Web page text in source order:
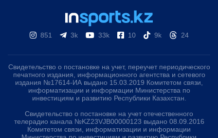
851 3k 33k 10 9k 24
Свидетельство о постановке на учет, переучет периодического
печатного издания, информационного агентства и сетевого
издания №17614-ИА выдано 15.03.2019 Комитетом связи,
информатизации и информации Министерства по
инвестициям и развитию Республики Казахстан.
Свидетельство о постановке на учет отечественного
телерадио канала №KZ23VJB00000123 выдано 08.09.2016
Комитетом связи, информатизации и информации